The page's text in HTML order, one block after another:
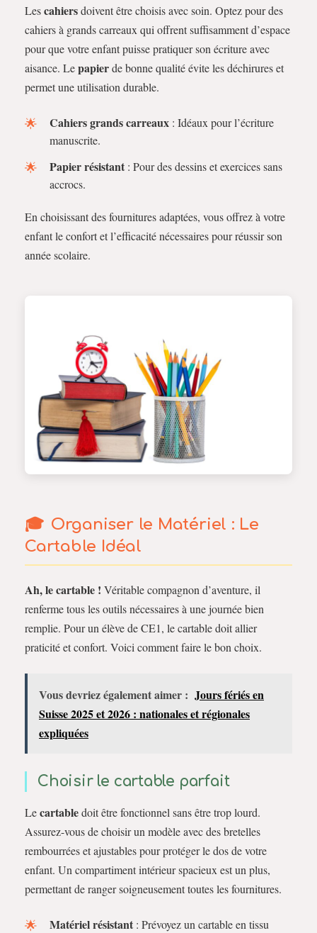
Lescahiersdoivent être choisis avec soin. Optez pour des
cahiers à grands carreaux qui offrent suffisamment d’espace
pour que votre enfant puisse pratiquer son écriture avec
aisance. Lepapierde bonne qualité évite les déchirures et
permet une utilisation durable.
Cahiers grands carreaux : Idéaux pour l’écriture
manuscrite.
Papier résistant : Pour des dessins et exercices sans
accrocs.
En choisissant des fournitures adaptées, vous offrez à votre
enfant le confort et l’efficacité nécessaires pour réussir son
année scolaire.
Organiser le Matériel : Le
Cartable Idéal
Ah, le cartable ! Véritable compagnon d’aventure, il
renferme tous les outils nécessaires à une journée bien
remplie. Pour un élève de CE1, le cartable doit allier
praticité et confort. Voici comment faire le bon choix.
Vous devriez également aimer : Jours fériés en
Suisse 2025 et 2026 : nationales et régionales
expliquées
Choisir le cartable parfait
Lecartabledoit être fonctionnel sans être trop lourd.
Assurez-vous de choisir un modèle avec des bretelles
rembourrées et ajustables pour protéger le dos de votre
enfant. Un compartiment intérieur spacieux est un plus,
permettant de ranger soigneusement toutes les fournitures.
Matériel résistant : Prévoyez un cartable en tissu